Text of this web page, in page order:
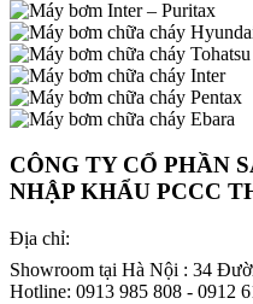
CÔNG TY CỔ PHẦN
NHẬP KHẨU PCCC
Địa chỉ:
Showroom tại Hà Nội : 34
Hotline: 0913 985 808 - 0912